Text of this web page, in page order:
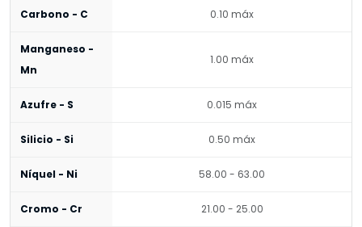
Carbono - C 0.10 máx
Manganeso -
Mn
1.00 máx
Azufre - S 0.015 máx
Silicio - Si 0.50 máx
Níquel - Ni 58.00 - 63.00
Cromo - Cr 21.00 - 25.00